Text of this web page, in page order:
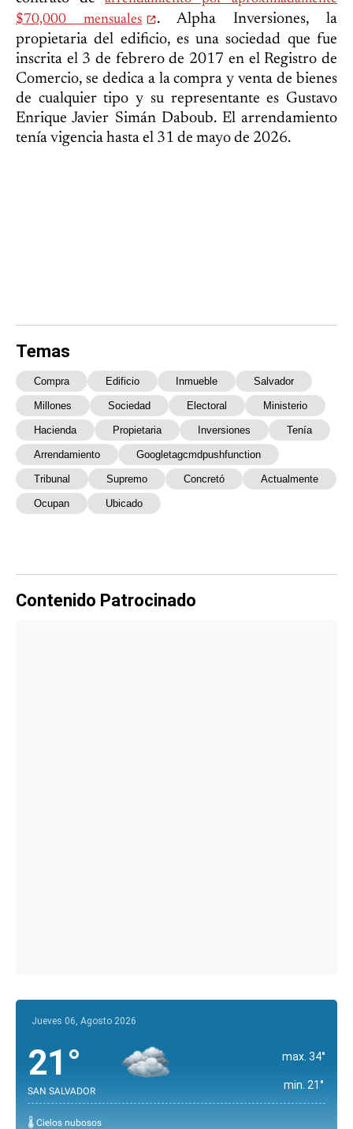
$70,000 mensuales
. Alpha Inversiones, la
propietaria del edificio, es una sociedad que fue
inscrita el 3 de febrero de 2017 en el Registro de
Comercio, se dedica a la compra y venta de bienes
de cualquier tipo y su representante es Gustavo
Enrique Javier Simán Daboub. El arrendamiento
tenía vigencia hasta el 31 de mayo de 2026.
Temas
Compra Edificio Inmueble Salvador
Millones Sociedad Electoral Ministerio
Hacienda Propietaria Inversiones Tenía
Arrendamiento Googletagcmdpushfunction
Tribunal Supremo Concretó Actualmente
Ocupan Ubicado
Contenido Patrocinado
Jueves 06, Agosto 2026
21°
SAN SALVADOR
max. 34°
min. 21°
🌡️ Cielos nubosos